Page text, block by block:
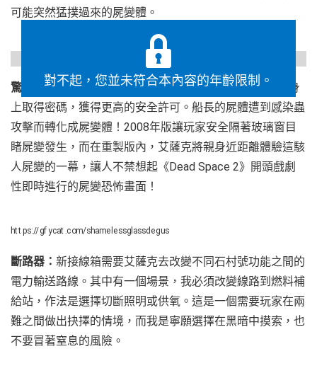
可能突然猛撲過來的屍變體。
https://gfycat.com/illfatedoffensiveamericanindianhorse
對不起，您並未符合本內容的年齡限制。
驚心動魄新時刻：在第2章裡，艾薩克必須從已死的船長身
上取得密碼，獲得更高的安全許可。船長的屍體遭到感染蟲
攻擊而轉化成屍變體！2008年版讓玩家安全隔著玻璃窗目
睹屍變發生，而在重製版內，艾薩克將親身近距離體驗這駭
人屍變的一幕，讓人不禁想起《Dead Space 2》開頭戲劇
性即時進行的屍變恐怖畫面！
https://gfycat.com/shamelessglassdegus
斷路器： 新接線箱需要艾薩克去改變不同石村號功能之間的
電力輸送路線。其中有一個場景，我必須改變線路到燃料補
給站，作法是選擇切斷照明或供氧。這是一個需要玩家在兩
難之間做出抉擇的情境，而我是寧願選擇在黑暗中摸索，也
不要冒著窒息的風險。